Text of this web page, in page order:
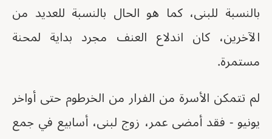
بالنسبة للبنى، كما هو الحال بالنسبة للعديد من
الآخرين، كان اندلاع العنف مجرد بداية لمحنة
مستمرة.
لم تتمكن الأسرة من الفرار من الخرطوم حتى أواخر
يونيو - فقد أمضى عمر، زوج لبنى، أسابيع في جمع